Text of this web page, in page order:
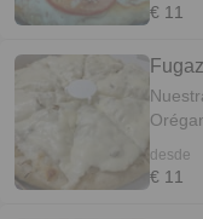
€ 11
desde
€ 11